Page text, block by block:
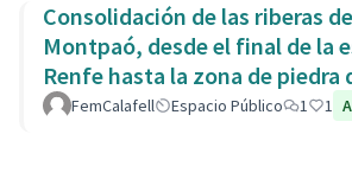
Consolidación de las riberas
Montpaó, desde el final de la
Renfe hasta la zona de piedra
L’Estany.
FemCalafell Espacio Público 1 1